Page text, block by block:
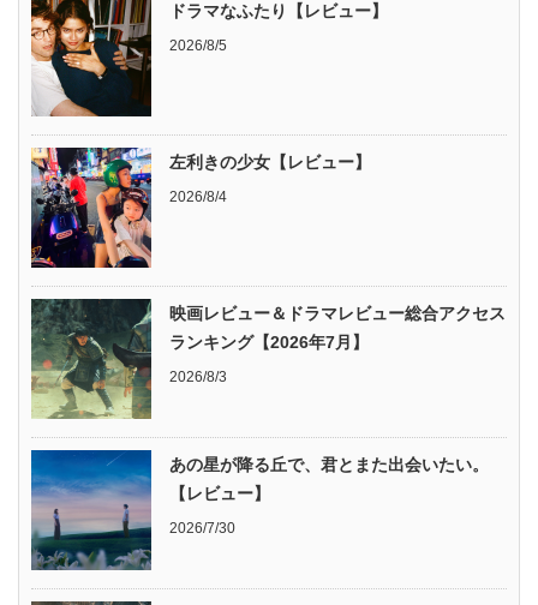
ドラマなふたり【レビュー】
2026/8/5
左利きの少女【レビュー】
2026/8/4
映画レビュー＆ドラマレビュー総合アクセス
ランキング【2026年7月】
2026/8/3
あの星が降る丘で、君とまた出会いたい。
【レビュー】
2026/7/30